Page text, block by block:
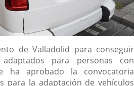
de Valladolid para conseguir
para personas con
ha aprobado la convocatoria
para la adaptación de vehículos